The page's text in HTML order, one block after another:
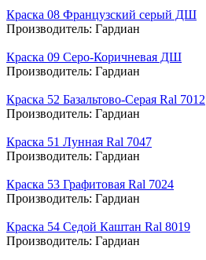
Краска 08 Французский серый ДШ
Производитель: Гардиан
Краска 09 Серо-Коричневая ДШ
Производитель: Гардиан
Краска 52 Базальтово-Серая Ral 7012
Производитель: Гардиан
Краска 51 Лунная Ral 7047
Производитель: Гардиан
Краска 53 Графитовая Ral 7024
Производитель: Гардиан
Краска 54 Седой Каштан Ral 8019
Производитель: Гардиан